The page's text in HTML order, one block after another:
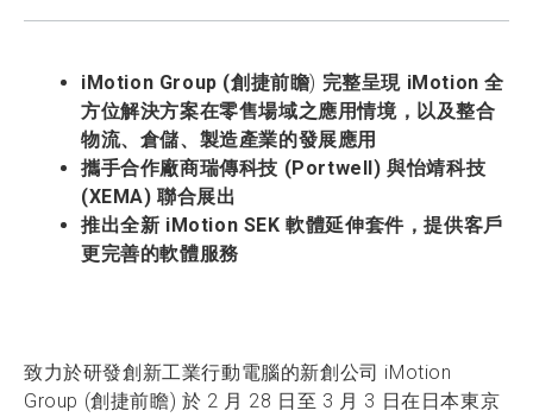
iMotion Group (創捷前瞻) 完整呈現 iMotion 全
方位解決方案在零售場域之應用情境，以及整合
物流、倉儲、製造產業的發展應用
攜手合作廠商瑞傳科技 (Portwell) 與怡靖科技
(XEMA) 聯合展出
推出全新 iMotion SEK 軟體延伸套件，提供客戶
更完善的軟體服務
致力於研發創新工業行動電腦的新創公司 iMotion
Group (創捷前瞻) 於 2 月 28 日至 3 月 3 日在日本東京